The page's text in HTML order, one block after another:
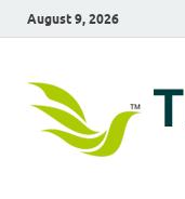
August 9, 2026